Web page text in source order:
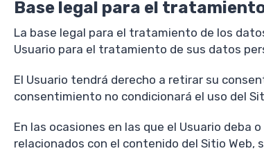
Base legal para el
La base legal para el tratamiento de los
Usuario para el tratamiento de sus datos
El Usuario tendrá derecho a retirar su
consentimiento no condicionará el uso del
En las ocasiones en las que el Usuario
relacionados con el contenido del Sitio